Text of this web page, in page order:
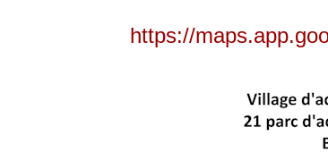
https://